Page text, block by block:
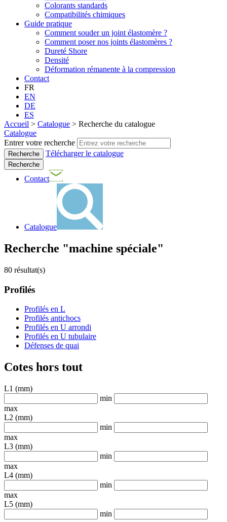
Colorants standards
Compatibilités chimiques
Guide pratique
Comment souder un joint élastomère ?
Comment poser nos joints élastomères ?
Dureté Shore
Densité
Déformation rémanente à la compression
Contact
FR
EN
DE
ES
Accueil > Catalogue > Recherche du catalogue
Catalogue
Entrer votre recherche
Télécharger le catalogue
Recherche
Contact
Catalogue
Recherche "machine spéciale"
80 résultat(s)
Profilés
Profilés en L
Profilés antichocs
Profilés en U arrondi
Profilés en U tubulaire
Défenses de quai
Cotes hors tout
L1 (mm)
min
max
L2 (mm)
min
max
L3 (mm)
min
max
L4 (mm)
min
max
L5 (mm)
min